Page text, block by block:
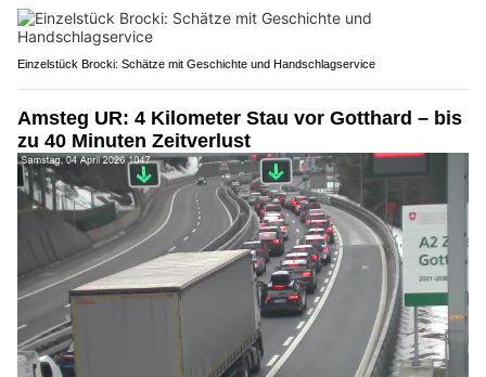
Einzelstück Brocki: Schätze mit Geschichte und Handschlagservice
Amsteg UR: 4 Kilometer Stau vor Gotthard – bis
zu 40 Minuten Zeitverlust